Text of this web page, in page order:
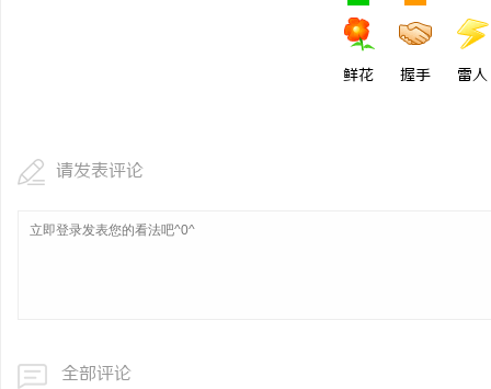
鲜花 握手 雷人
请发表评论
全部评论